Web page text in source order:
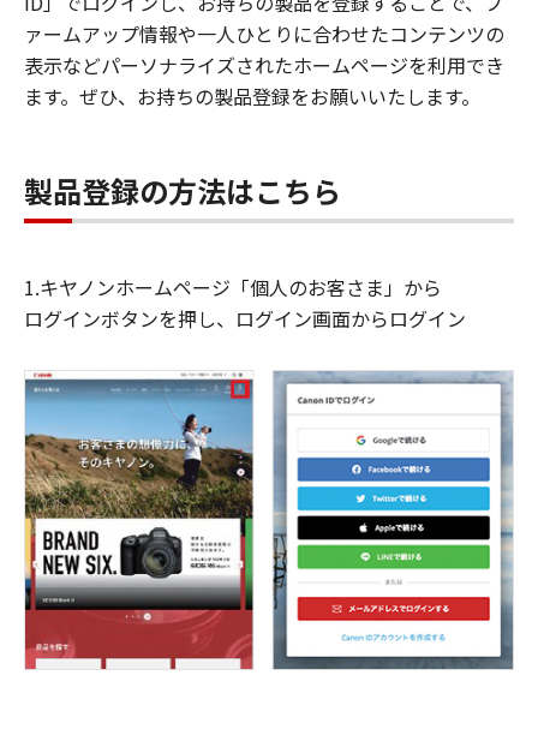
ァームアップ情報や一人ひとりに合わせたコンテンツの
表示などパーソナライズされたホームページを利用でき
ます。ぜひ、お持ちの製品登録をお願いいたします。
製品登録の方法はこちら
1.キヤノンホームページ「個人のお客さま」から
ログインボタンを押し、ログイン画面からログイン